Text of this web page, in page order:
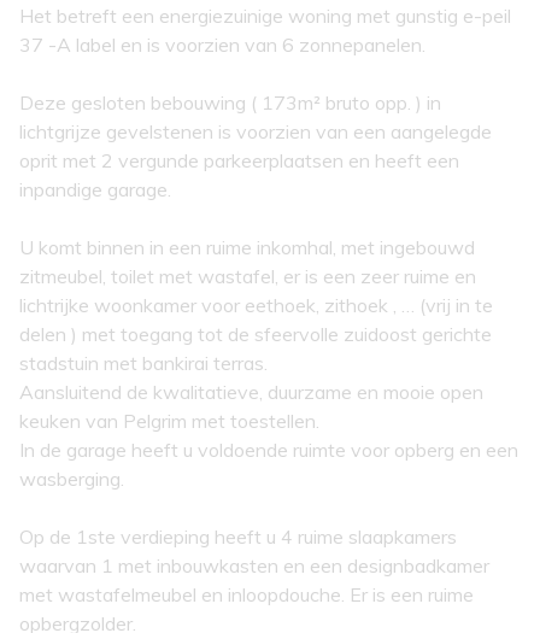
Het betreft een energiezuinige woning met gunstig e-peil
37 -A label en is voorzien van 6 zonnepanelen.
Deze gesloten bebouwing ( 173m² bruto opp. ) in
lichtgrijze gevelstenen is voorzien van een aangelegde
oprit met 2 vergunde parkeerplaatsen en heeft een
inpandige garage.
U komt binnen in een ruime inkomhal, met ingebouwd
zitmeubel, toilet met wastafel, er is een zeer ruime en
lichtrijke woonkamer voor eethoek, zithoek , … (vrij in te
delen ) met toegang tot de sfeervolle zuidoost gerichte
stadstuin met bankirai terras.
Aansluitend de kwalitatieve, duurzame en mooie open
keuken van Pelgrim met toestellen.
In de garage heeft u voldoende ruimte voor opberg en een
wasberging.
Op de 1ste verdieping heeft u 4 ruime slaapkamers
waarvan 1 met inbouwkasten en een designbadkamer
met wastafelmeubel en inloopdouche. Er is een ruime
opbergzolder.